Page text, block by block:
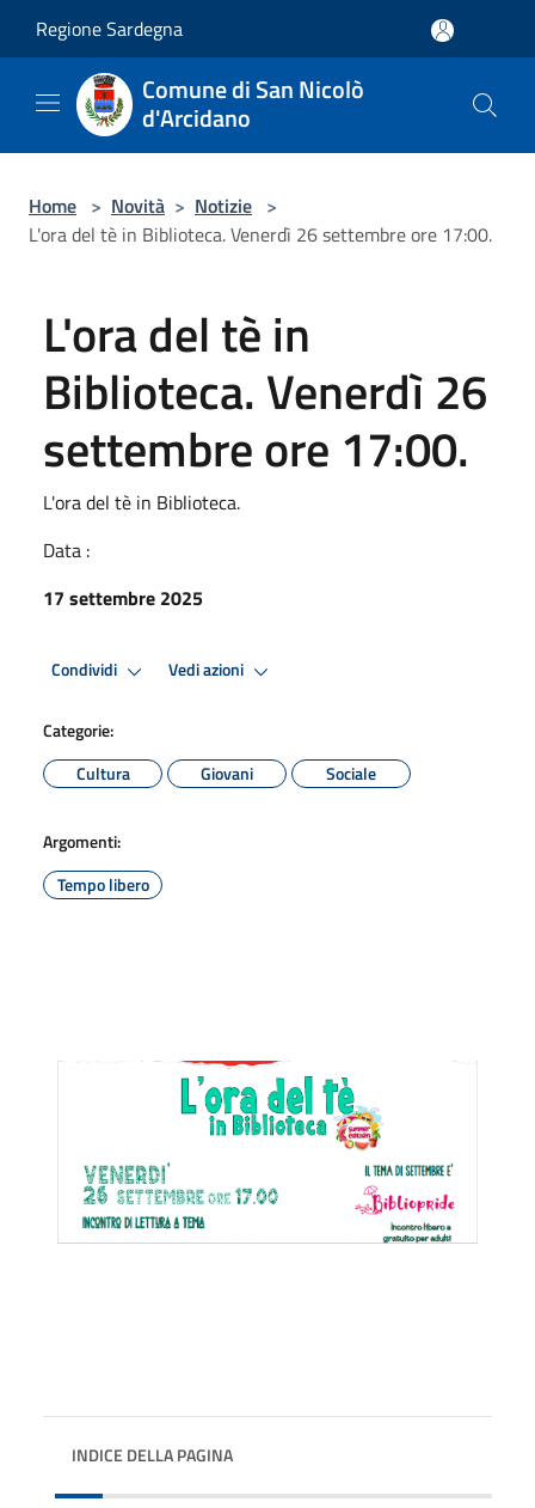
Regione Sardegna
Comune di San Nicolò
d'Arcidano
Home > Novità > Notizie >
L'ora del tè in Biblioteca. Venerdì 26 settembre ore 17:00.
L'ora del tè in
Biblioteca. Venerdì 26
settembre ore 17:00.
L'ora del tè in Biblioteca.
Data :
17 settembre 2025
Condividi Vedi azioni
Categorie:
Cultura
Giovani Sociale
Argomenti:
Tempo libero
INDICE DELLA PAGINA